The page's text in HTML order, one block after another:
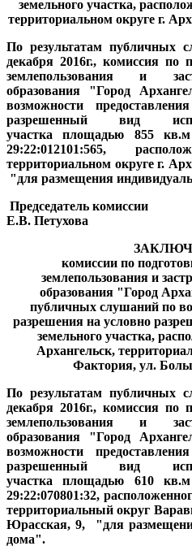
земельного участка,
территориальном округе г.
По результатам публичных
декабря 2016г., комиссия по
землепользования и
образования "Город
возможности
разрешенный вид
участка площадью 855
29:22:012101:565,
территориальном округе г.
"для размещения
Председатель комиссии
Е.В. Петухова
комиссии по
землепользования и
образования "Город
публичных слушаний по
разрешения на условно
земельного участка,
Архангельск,
Фактория, ул.
По результатам публичных
декабря 2016г., комиссия по
землепользования и
образования "Город
возможности
разрешенный вид
участка площадью 610
29:22:070801:32,
территориальный округ
Юрасская, 9, "для
дома".